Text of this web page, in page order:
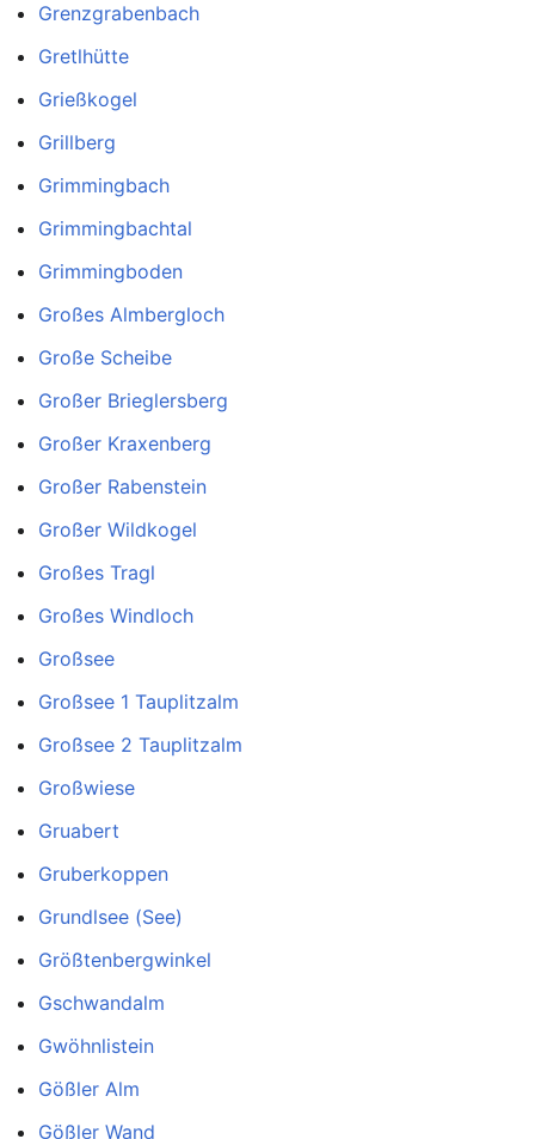
Grenzgrabenbach
Gretlhütte
Grießkogel
Grillberg
Grimmingbach
Grimmingbachtal
Grimmingboden
Großes Almbergloch
Große Scheibe
Großer Brieglersberg
Großer Kraxenberg
Großer Rabenstein
Großer Wildkogel
Großes Tragl
Großes Windloch
Großsee
Großsee 1 Tauplitzalm
Großsee 2 Tauplitzalm
Großwiese
Gruabert
Gruberkoppen
Grundlsee (See)
Größtenbergwinkel
Gschwandalm
Gwöhnlistein
Gößler Alm
Gößler Wand